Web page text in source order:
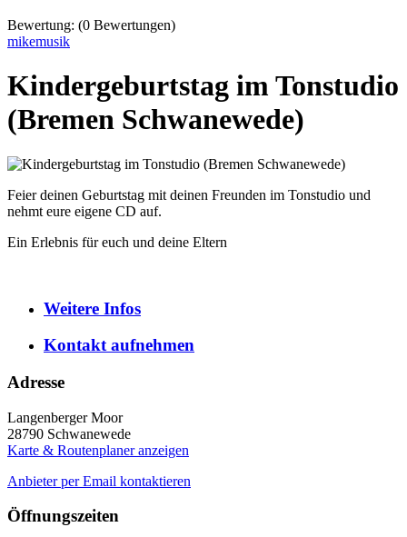
Bewertung: (0 Bewertungen)
mikemusik
Kindergeburtstag im Tonstudio
(Bremen Schwanewede)
Feier deinen Geburtstag mit deinen Freunden im Tonstudio und
nehmt eure eigene CD auf.
Ein Erlebnis für euch und deine Eltern
Weitere Infos
Kontaktaufnehmen
Adresse
Langenberger Moor
28790 Schwanewede
Karte & Routenplaner anzeigen
Anbieter per Email kontaktieren
Öffnungszeiten